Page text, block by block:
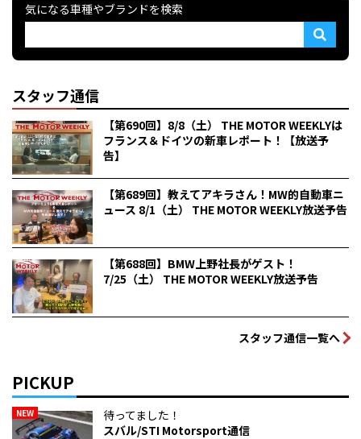
気になる車種やブランドを検索
スタッフ通信
【第690回】8/8（土） THE MOTOR WEEKLYは
フランス＆ドイツの新車レポート！【放送予
告】
【第689回】教えてアキラさん！MW的自動車ニ
ュース 8/1（土） THE MOTOR WEEKLY放送予告
【第688回】BMW上野社長がゲスト！
7/25（土） THE MOTOR WEEKLY放送予告
スタッフ通信一覧へ
PICKUP
NEW
待ってました！
スバル/STI Motorsport通信